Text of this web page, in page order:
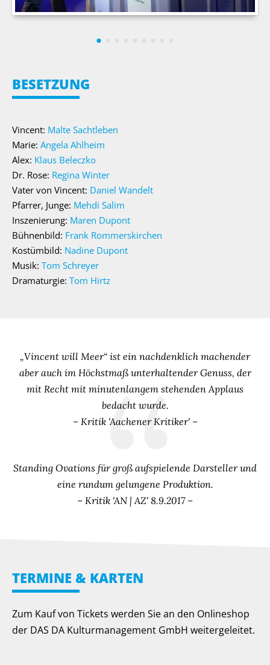
BESETZUNG
Vincent: Malte Sachtleben
Marie: Angela Ahlheim
Alex: Klaus Beleczko
Dr. Rose: Regina Winter
Vater von Vincent: Daniel Wandelt
Pfarrer, Junge: Mehdi Salim
Inszenierung: Maren Dupont
Bühnenbild: Frank Rommerskirchen
Kostümbild: Nadine Dupont
Musik: Tom Schreyer
Dramaturgie: Tom Hirtz
„Vincent will Meer“ ist ein nachdenklich machender
aber auch im Höchstmaß unterhaltender Genuss, der
mit Recht mit minutenlangem stehenden Applaus
bedacht wurde.
– Kritik 'Aachener Kritiker' –
Standing Ovations für groß aufspielende Darsteller und
eine rundum gelungene Produktion.
– Kritik 'AN | AZ' 8.9.2017 –
TERMINE & KARTEN
Zum Kauf von Tickets werden Sie an den Onlineshop
der DAS DA Kulturmanagement GmbH weitergeleitet.